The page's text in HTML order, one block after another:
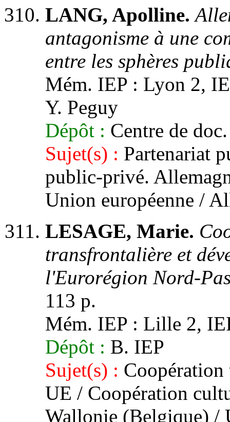
LANG, Apolline.
antagonisme à une
entre les sphères
Mém. IEP : Lyon 2,
Y. Peguy
Dépôt : Centre de doc.
Sujet(s) : Partenariat
public-privé.
Union européenne /
LESAGE, Marie.
transfrontalière et
l'Eurorégion Nord-
113 p.
Mém. IEP : Lille 2,
Dépôt : B. IEP
Sujet(s) :
UE / Coopération
Wallonie (Belgique) /